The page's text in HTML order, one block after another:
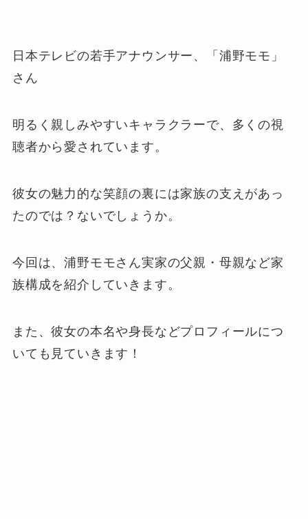
日本テレビの若手アナウンサー、「浦野モモ」
さん
明るく親しみやすいキャラクラーで、多くの視
聴者から愛されています。
彼女の魅力的な笑顔の裏には家族の支えがあっ
たのでは？ないでしょうか。
今回は、浦野モモさん実家の父親・母親など家
族構成を紹介していきます。
また、彼女の本名や身長などプロフィールにつ
いても見ていきます！